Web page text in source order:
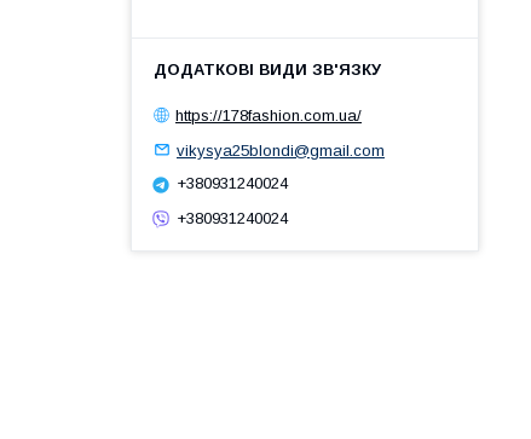
https://178fashion.com.ua/
vikysya25blondi@gmail.com
+380931240024
+380931240024